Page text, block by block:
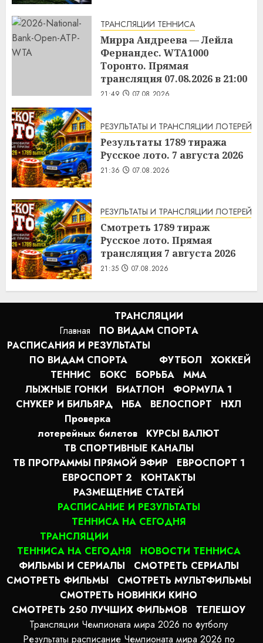
ТРАНСЛЯЦИИ ТЕННИСА
Мирра Андреева — Лейла
Фернандес. WTA1000
Торонто. Прямая
трансляция 07.08.2026 в 21:00
21:49 07.08.2026
РЕЗУЛЬТАТЫ И ТРАНСЛЯЦИИ ЛОТЕРЕЙ
Результаты 1789 тиража
Русское лото. 7 августа 2026
21:36 07.08.2026
РЕЗУЛЬТАТЫ И ТРАНСЛЯЦИИ ЛОТЕРЕЙ
Смотреть 1789 тираж
Русское лото. Прямая
трансляция 7 августа 2026
21:35 07.08.2026
Главная
ТРАНСЛЯЦИИ
ПО ВИДАМ СПОРТA
РАСПИСАНИЯ И РЕЗУЛЬТАТЫ
ПО ВИДАМ СПОРТА
ФУТБОЛ
ХОККЕЙ
ТЕННИС
БОКС БОРЬБА
MMA
ЛЫЖНЫЕ ГОНКИ
БИАТЛОН
ФОРМУЛА 1
СНУКЕР И БИЛЬЯРД
НБА ВЕЛОСПОРТ
НХЛ
Проверка
лотерейных билетов
КУРСЫ ВАЛЮТ
ТВ СПОРТИВНЫЕ КАНАЛЫ
ТВ ПРОГРАММЫ ПРЯМОЙ ЭФИР
ЕВРОСПОРТ 1
ЕВРОСПОРТ 2
КОНТАКТЫ
РАЗМЕЩЕНИЕ СТАТЕЙ
РАСПИСАНИЕ И РЕЗУЛЬТАТЫ
ТЕННИСА НА СЕГОДНЯ
ТРАНСЛЯЦИИ
ТЕННИСА НА СЕГОДНЯ
НОВОСТИ ТЕННИСА
ФИЛЬМЫ И СЕРИАЛЫ
СМОТРЕТЬ СЕРИАЛЫ
СМОТРЕТЬ ФИЛЬМЫ
СМОТРЕТЬ МУЛЬТФИЛЬМЫ
СМОТРЕТЬ НОВИНКИ КИНО
СМОТРЕТЬ 250 ЛУЧШИХ ФИЛЬМОВ
ТЕЛЕШОУ
Трансляции Чемпионата мира 2026 по футболу
Результаты расписание Чемпионата мира 2026 по